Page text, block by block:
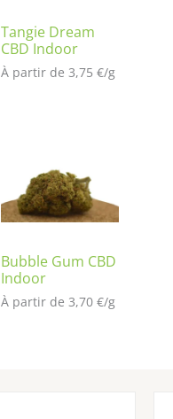
Tangie Dream
CBD Indoor
À partir de 3,75 €/g
Bubble Gum CBD
Indoor
À partir de 3,70 €/g